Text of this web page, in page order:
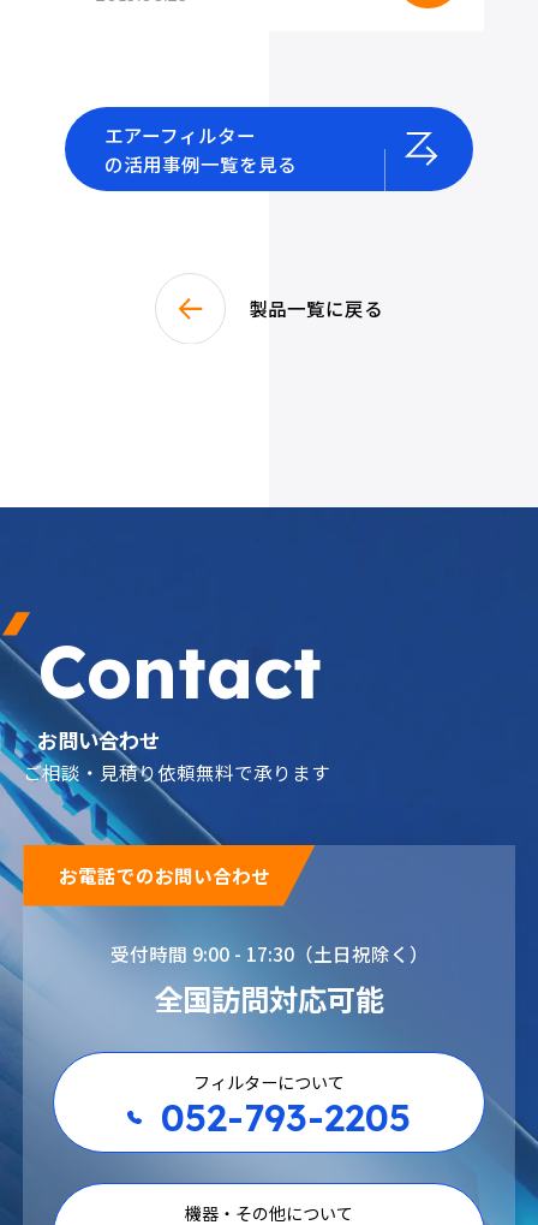
エアーフィルター
の活用事例一覧を見る
製品一覧に戻る
Contact
お問い合わせ
ご相談・見積り依頼無料で承ります
お電話でのお問い合わせ
受付時間 9:00 - 17:30（土日祝除く）
全国訪問対応可能
フィルターについて
052-793-2205
機器・その他について